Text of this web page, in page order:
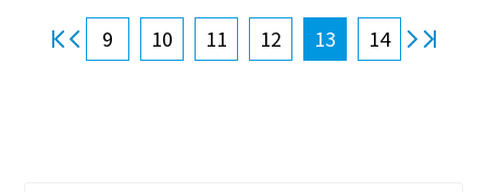
9 10 11 12 13 14